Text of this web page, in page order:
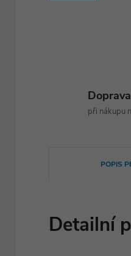
při nákupu
POPIS
Detailní